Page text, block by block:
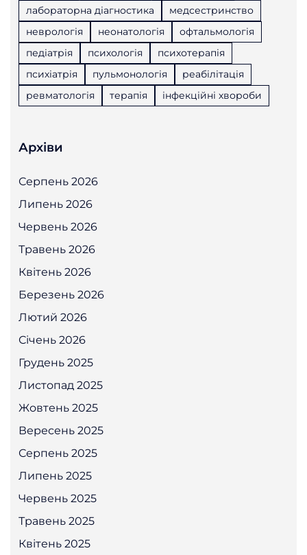
лабораторна діагностика
медсестринство
неврологія
неонатологія
офтальмологія
педіатрія
психологія
психотерапія
психіатрія
пульмонологія
реабілітація
ревматологія
терапія інфекційні хвороби
Архіви
Серпень 2026
Липень 2026
Червень 2026
Травень 2026
Квітень 2026
Березень 2026
Лютий 2026
Січень 2026
Грудень 2025
Листопад 2025
Жовтень 2025
Вересень 2025
Серпень 2025
Липень 2025
Червень 2025
Травень 2025
Квітень 2025